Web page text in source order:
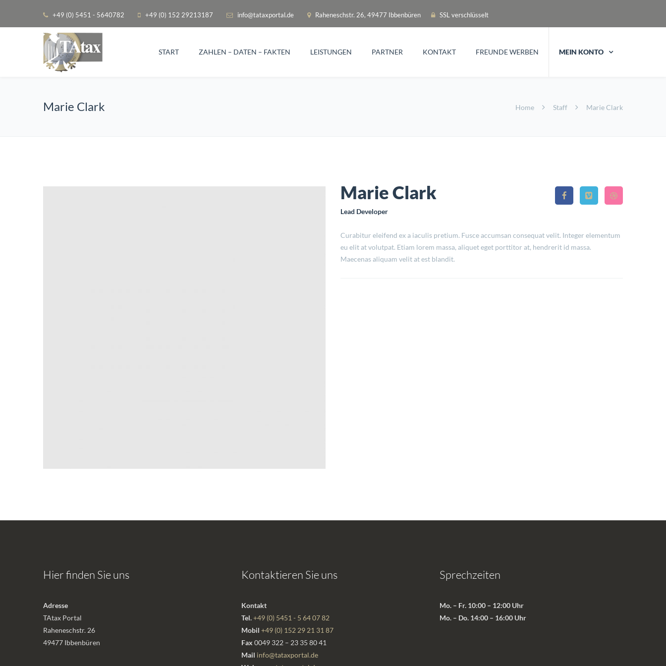
+49 (0) 5451 - 5640782 +49 (0) 152 29213187 info@tataxportal.de Raheneschstr. 26, 49477 Ibbenbüren SSL verschlüsselt
START ZAHLEN – DATEN – FAKTEN LEISTUNGEN PARTNER KONTAKT FREUNDE WERBEN MEIN KONTO
Marie Clark Home Staff Marie Clark
Marie Clark
Lead Developer
Curabitur eleifend ex a iaculis pretium. Fusce accumsan consequat velit. Integer elementum
eu elit at volutpat. Etiam lorem massa, aliquet eget porttitor at, hendrerit id massa.
Maecenas aliquam velit at est blandit.
Hier finden Sie uns
Adresse
TAtax Portal
Raheneschstr. 26
49477 Ibbenbüren
Kontaktieren Sie uns
Kontakt
Tel.+49 (0) 5451 - 5 64 07 82
Mobil +49 (0) 152 29 21 31 87
Fax 0049 322 – 23 35 80 41
Mail info@tataxportal.de
Sprechzeiten
Mo. – Fr. 10:00 – 12:00 Uhr
Mo. – Do. 14:00 – 16:00 Uhr